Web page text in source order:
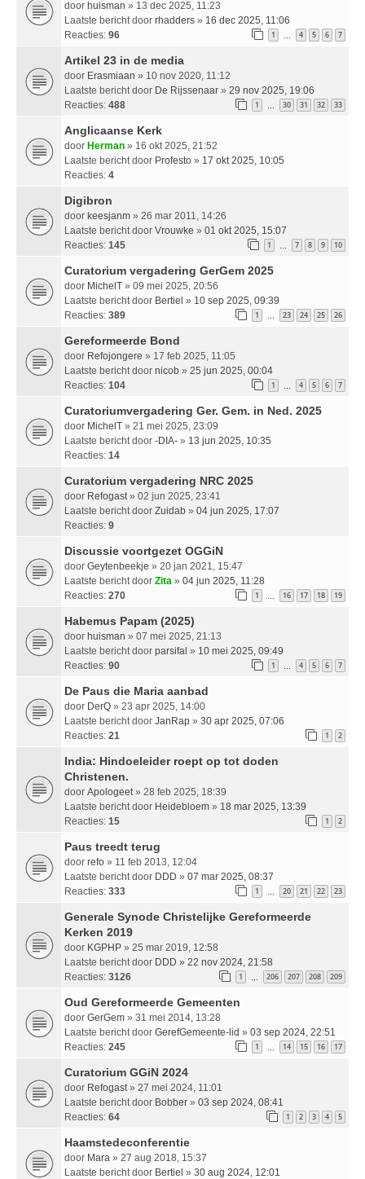
door huisman » 13 dec 2025, 11:23
Laatste bericht door rhadders » 16 dec 2025, 11:06
Reacties: 96 1 … 4 5 6 7
Artikel 23 in de media
door Erasmiaan » 10 nov 2020, 11:12
Laatste bericht door De Rijssenaar » 29 nov 2025, 19:06
Reacties: 488 1 … 30 31 32 33
Anglicaanse Kerk
door Herman » 16 okt 2025, 21:52
Laatste bericht door Profesto » 17 okt 2025, 10:05
Reacties: 4
Digibron
door keesjanm » 26 mar 2011, 14:26
Laatste bericht door Vrouwke » 01 okt 2025, 15:07
Reacties: 145 1 … 7 8 9 10
Curatorium vergadering GerGem 2025
door MichelT » 09 mei 2025, 20:56
Laatste bericht door Bertiel » 10 sep 2025, 09:39
Reacties: 389 1 … 23 24 25 26
Gereformeerde Bond
door Refojongere » 17 feb 2025, 11:05
Laatste bericht door nicob » 25 jun 2025, 00:04
Reacties: 104 1 … 4 5 6 7
Curatoriumvergadering Ger. Gem. in Ned. 2025
door MichelT » 21 mei 2025, 23:09
Laatste bericht door -DIA- » 13 jun 2025, 10:35
Reacties: 14
Curatorium vergadering NRC 2025
door Refogast » 02 jun 2025, 23:41
Laatste bericht door Zuidab » 04 jun 2025, 17:07
Reacties: 9
Discussie voortgezet OGGiN
door Geytenbeekje » 20 jan 2021, 15:47
Laatste bericht door Zita » 04 jun 2025, 11:28
Reacties: 270 1 … 16 17 18 19
Habemus Papam (2025)
door huisman » 07 mei 2025, 21:13
Laatste bericht door parsifal » 10 mei 2025, 09:49
Reacties: 90 1 … 4 5 6 7
De Paus die Maria aanbad
door DerQ » 23 apr 2025, 14:00
Laatste bericht door JanRap » 30 apr 2025, 07:06
Reacties: 21 1 2
India: Hindoeleider roept op tot doden
Christenen.
door Apologeet » 28 feb 2025, 18:39
Laatste bericht door Heidebloem » 18 mar 2025, 13:39
Reacties: 15 1 2
Paus treedt terug
door refo » 11 feb 2013, 12:04
Laatste bericht door DDD » 07 mar 2025, 08:37
Reacties: 333 1 … 20 21 22 23
Generale Synode Christelijke Gereformeerde
Kerken 2019
door KGPHP » 25 mar 2019, 12:58
Laatste bericht door DDD » 22 nov 2024, 21:58
Reacties: 3126 1 … 206 207 208 209
Oud Gereformeerde Gemeenten
door GerGem » 31 mei 2014, 13:28
Laatste bericht door GerefGemeente-lid » 03 sep 2024, 22:51
Reacties: 245 1 … 14 15 16 17
Curatorium GGiN 2024
door Refogast » 27 mei 2024, 11:01
Laatste bericht door Bobber » 03 sep 2024, 08:41
Reacties: 64 1 2 3 4 5
Haamstedeconferentie
door Mara » 27 aug 2018, 15:37
Laatste bericht door Bertiel » 30 aug 2024, 12:01